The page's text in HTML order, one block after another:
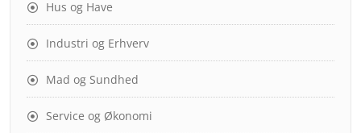
Hus og Have
Industri og Erhverv
Mad og Sundhed
Service og Økonomi